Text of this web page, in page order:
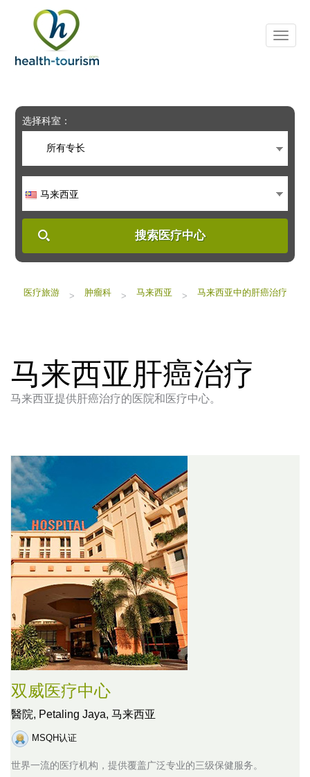
includes
system.
选择科室：
所有专长
马来西亚
搜索医疗中心
医疗旅游 > 肿瘤科 > 马来西亚 > 马来西亚中的肝癌治疗
马来西亚肝癌治疗
马来西亚提供肝癌治疗的医院和医疗中心。
双威医疗中心
醫院, Petaling Jaya, 马来西亚
MSQH认证
世界一流的医疗机构，提供覆盖广泛专业的三级保健服务。